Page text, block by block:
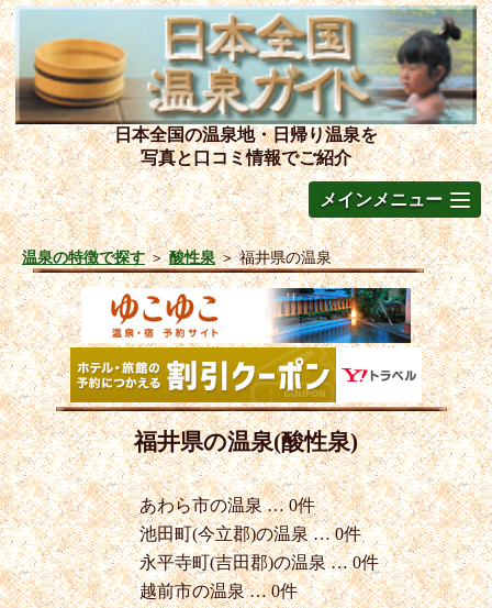
日本全国の温泉地・日帰り温泉を
写真と口コミ情報でご紹介
メインメニュー
温泉の特徴で探す＞酸性泉＞福井県の温泉
福井県の温泉(酸性泉)
あわら市の温泉 … 0件
池田町(今立郡)の温泉 … 0件
永平寺町(吉田郡)の温泉 … 0件
越前市の温泉 … 0件